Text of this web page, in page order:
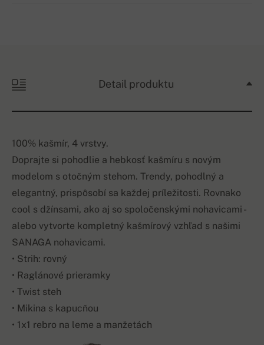
Detail produktu
100% kašmír, 4 vrstvy.
Doprajte si pohodlie a hebkosť kašmíru s novým
modelom s otočným stehom. Trendy, pohodlný a
elegantný, prispôsobí sa každej príležitosti. Rovnako
cool s džínsami, ako aj so spoločenskými nohavicami -
alebo vytvorte kompletný kašmírový vzhľad s našimi
SANAGA nohavicami.
• Strih: rovný
• Raglánové prieramky
• Twist steh
• Mikina s kapucňou
• 1x1 rebro na leme a manžetách